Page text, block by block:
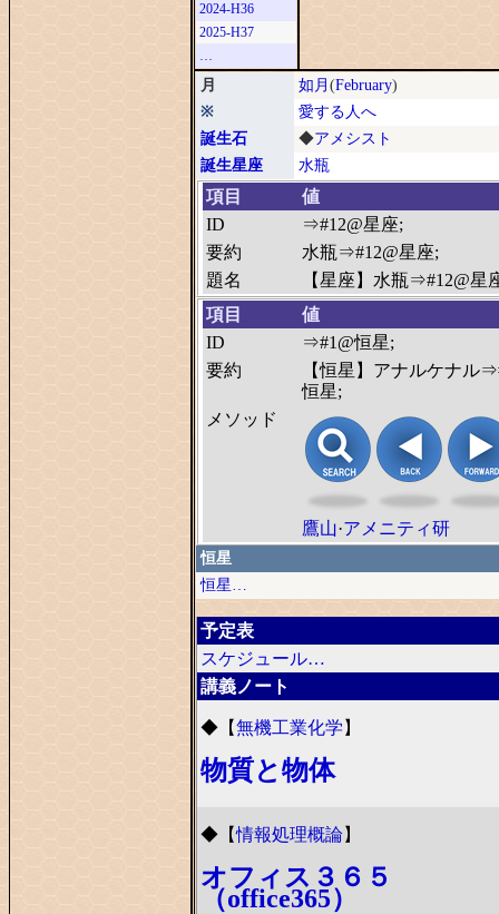
2024-H36
2025-H37
…
月 如月 (February)
※
愛する人へ
誕生石
◆アメシスト
誕生星座
水瓶
項目
値
ID
⇒#12@星座;
要約
水瓶⇒#12@星座;
題名
【星座】水瓶⇒#12@星
項目
値
ID
⇒#1@恒星;
要約
【恒星】アナルケナル
恒星;
メソッド
鷹山·アメニティ研
恒星
恒星…
予定表
スケジュール…
講義ノート
◆ 【無機工業化学 】
物質と物体
◆ 【情報処理概論】
オフィス３６５
（office365）